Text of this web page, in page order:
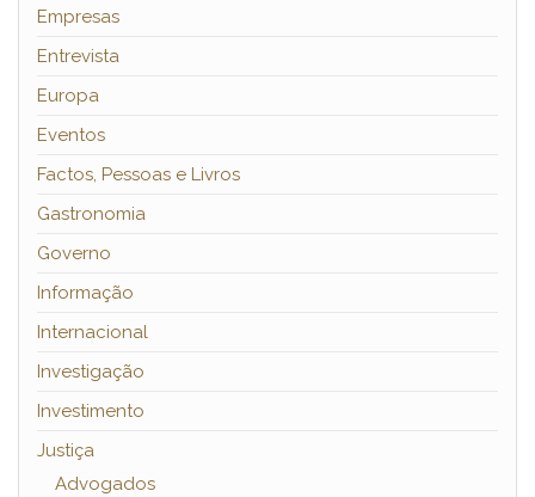
Empresas
Entrevista
Europa
Eventos
Factos, Pessoas e Livros
Gastronomia
Governo
Informação
Internacional
Investigação
Investimento
Justiça
Advogados